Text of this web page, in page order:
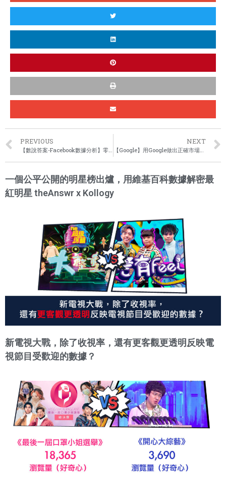
PREVIOUS NEXT
【Google】用Google做出正確市場決策！
一個公平公開的明星榜出爐，用維基百科數據解密最
紅明星 theAnswr x Kollogy
新電視大戰，除了收視率，還有更客觀更透明反映電
視節目受歡迎的數據？